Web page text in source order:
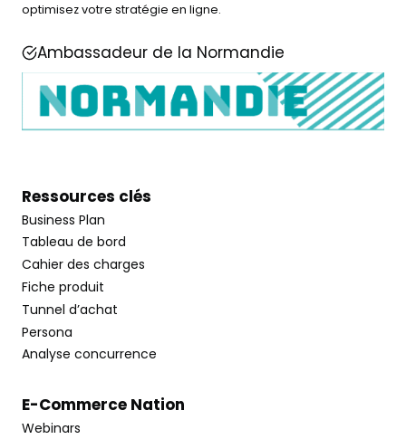
optimisez votre stratégie en ligne.
Ambassadeur de la Normandie
Ressources clés
Business Plan
Tableau de bord
Cahier des charges
Fiche produit
Tunnel d’achat
Persona
Analyse concurrence
E-Commerce Nation
Webinars